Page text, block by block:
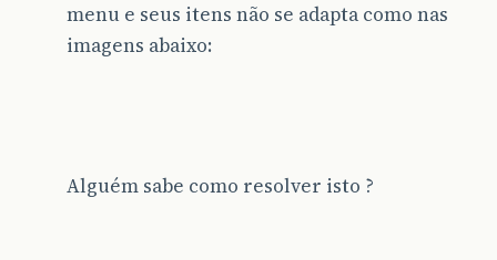
menu e seus itens não se adapta como nas
imagens abaixo:
Alguém sabe como resolver isto ?